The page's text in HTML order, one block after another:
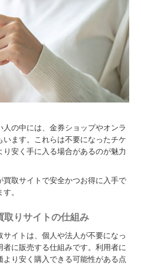
の中には、金券ショップやオンラ
ます。これらは不要になったチケ
安く手に入る場合があるのが魅力
買取サイトで安全かつお得に入手で
。
取りサイトの仕組み
イトは、個人や法人が不要になっ
に販売する仕組みです。利用者に
り安く購入できる可能性がある点